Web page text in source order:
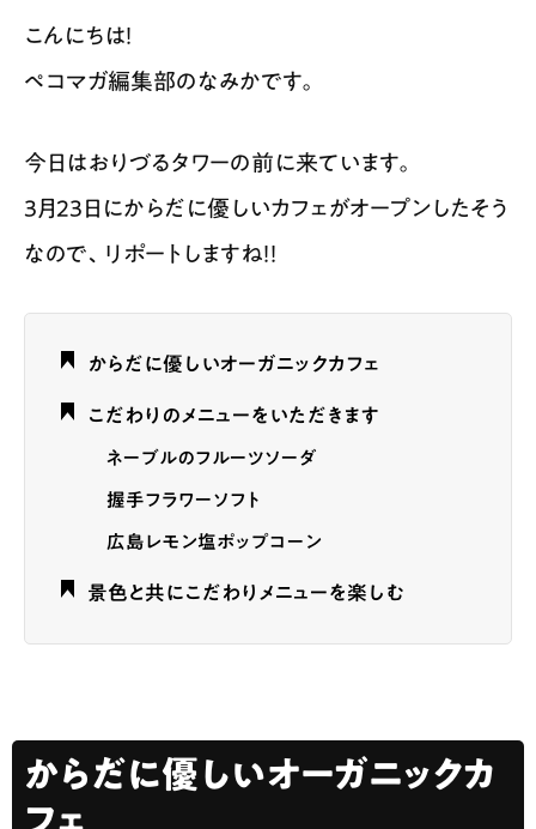
こんにちは！
ペコマガ編集部のなみかです。
今日はおりづるタワーの前に来ています。
3月23日にからだに優しいカフェがオープンしたそう
なので、リポートしますね！！
からだに優しいオーガニックカフェ
こだわりのメニューをいただきます
ネーブルのフルーツソーダ
握手フラワーソフト
広島レモン塩ポップコーン
景色と共にこだわりメニューを楽しむ
からだに優しいオーガニックカ
フェ